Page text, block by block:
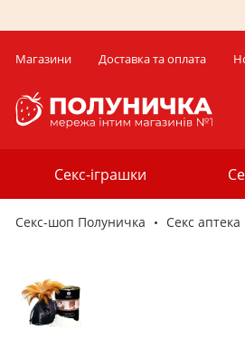
Магазини Доставка та оплата
Секс-іграшки
Секс-шоп Полуничка Секс аптека